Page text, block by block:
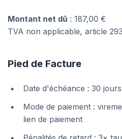
Montant net dû : 187,00 €
TVA non applicable, article
Pied de Facture
Date d'échéance : 30 jours
Mode de paiement :
lien de paiement